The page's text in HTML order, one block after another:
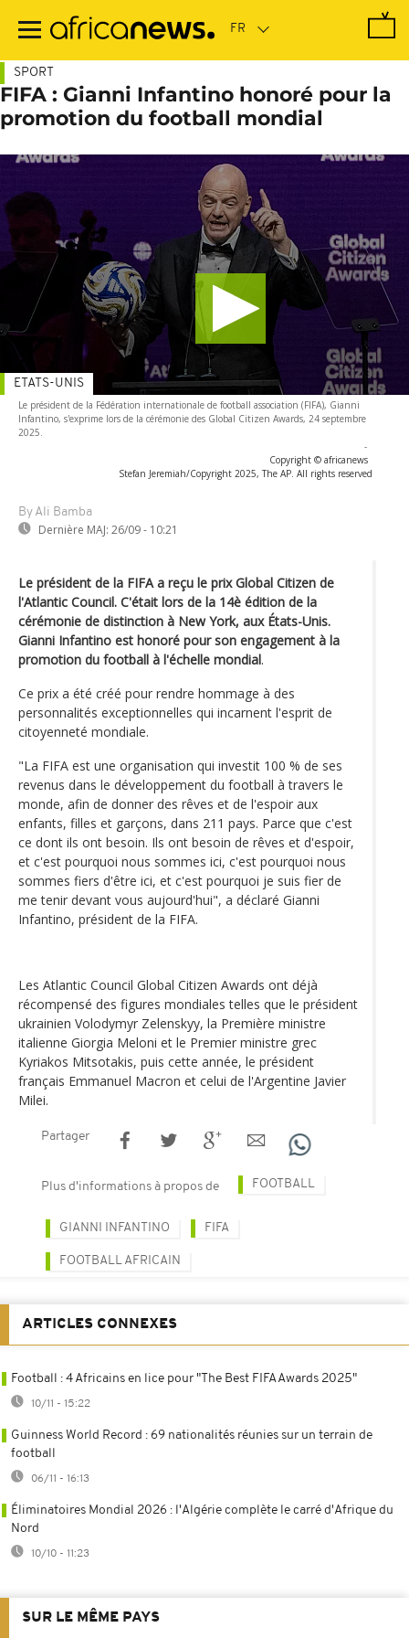
contenu
SPORT
FIFA : Gianni Infantino honoré pour la
promotion du football mondial
Le président de la Fédération internationale de football association (FIFA), Gianni
Infantino, s'exprime lors de la cérémonie des Global Citizen Awards, 24 septembre
2025.
-
Copyright © africanews
Stefan Jeremiah/Copyright 2025, The AP. All rights reserved
By Ali Bamba
Dernière MAJ: 26/09 - 10:21
ETATS-UNIS
Le président de la FIFA a reçu le prix Global Citizen de
l'Atlantic Council. C'était lors de la 14è édition de la
cérémonie de distinction à New York, aux États-Unis.
Gianni Infantino est honoré pour son engagement à la
promotion du football à l'échelle mondial.
Ce prix a été créé pour rendre hommage à des
personnalités exceptionnelles qui incarnent l'esprit de
citoyenneté mondiale.
"La FIFA est une organisation qui investit 100 % de ses
revenus dans le développement du football à travers le
monde, afin de donner des rêves et de l'espoir aux
enfants, filles et garçons, dans 211 pays. Parce que c'est
ce dont ils ont besoin. Ils ont besoin de rêves et d'espoir,
et c'est pourquoi nous sommes ici, c'est pourquoi nous
sommes fiers d'être ici, et c'est pourquoi je suis fier de
me tenir devant vous aujourd'hui", a déclaré Gianni
Infantino, président de la FIFA.
Les Atlantic Council Global Citizen Awards ont déjà
récompensé des figures mondiales telles que le président
ukrainien Volodymyr Zelenskyy, la Première ministre
italienne Giorgia Meloni et le Premier ministre grec
Kyriakos Mitsotakis, puis cette année, le président
français Emmanuel Macron et celui de l'Argentine Javier
Milei.
Partager
Plus d'informations à propos de FOOTBALL
GIANNI INFANTINO FIFA
FOOTBALL AFRICAIN
ARTICLES CONNEXES
Football : 4 Africains en lice pour "The Best FIFA Awards 2025"
10/11 - 15:22
Guinness World Record : 69 nationalités réunies sur un terrain de
football
06/11 - 16:13
Éliminatoires Mondial 2026 : l'Algérie complète le carré d'Afrique du
Nord
10/10 - 11:23
SUR LE MÊME PAYS